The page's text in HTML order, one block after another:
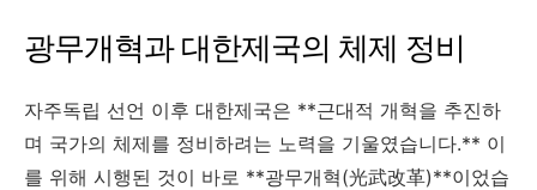
광무개혁과 대한제국의 체제 정비
자주독립 선언 이후 대한제국은 **근대적 개혁을 추진하
며 국가의 체제를 정비하려는 노력을 기울였습니다.** 이
를 위해 시행된 것이 바로 **광무개혁(光武改革)**이었습